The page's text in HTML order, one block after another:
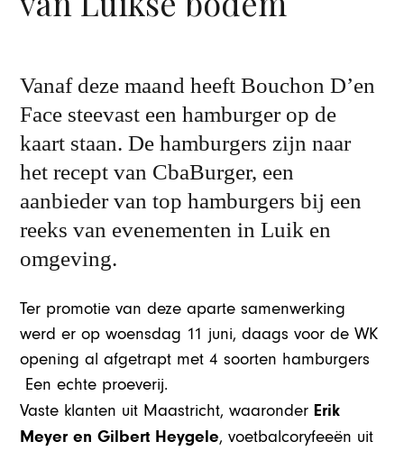
Vanaf deze maand heeft Bouchon D’en
Face steevast een hamburger op de
kaart staan. De hamburgers zijn naar
het recept van CbaBurger, een
aanbieder van top hamburgers bij een
reeks van evenementen in Luik en
omgeving.
Ter promotie van deze aparte samenwerking
werd er op woensdag 11 juni, daags voor de WK
opening al afgetrapt met 4 soorten hamburgers
Een echte proeverij.
Vaste klanten uit Maastricht, waaronder Erik
Meyer en Gilbert Heygele, voetbalcoryfeeën uit